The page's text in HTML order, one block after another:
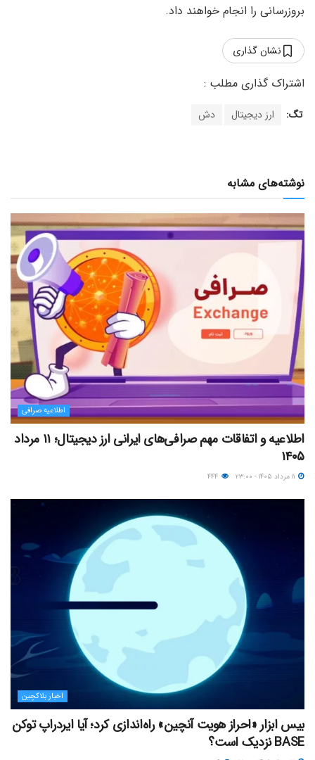
بروزرسانی را انجام خواهند داد.
نشان گذاری
تگ: ارز دیجیتال دش
نوشته‌های مشابه
اطلاعیه صرافی
اطلاعیه و اتفاقات مهم صرافی‌های ایرانی ارز دیجیتال؛ ۱۱ مرداد
۱۴۰۵
اخبار بلاکچین
بیس ابزار «احراز هویت آنچین» راه‌اندازی کرد؛ آیا ایردراپ توکن
BASE نزدیک‌ است؟